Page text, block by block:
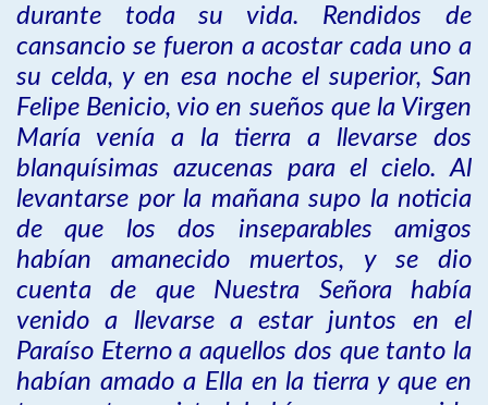
durante toda su vida. Rendidos de
cansancio se fueron a acostar cada uno a
su celda, y en esa noche el superior, San
Felipe Benicio, vio en sueños que la Virgen
María venía a la tierra a llevarse dos
blanquísimas azucenas para el cielo. Al
levantarse por la mañana supo la noticia
de que los dos inseparables amigos
habían amanecido muertos, y se dio
cuenta de que Nuestra Señora había
venido a llevarse a estar juntos en el
Paraíso Eterno a aquellos dos que tanto la
habían amado a Ella en la tierra y que en